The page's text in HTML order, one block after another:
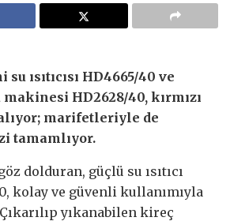
ısıtıcısı HD4665/40 ve
HD2628/40, kırmızı
marifetleriyle de
tamamlıyor.
dolduran, güçlü su ısıtıcı
kolay ve güvenli kullanımıyla
yıkanabilen kireç